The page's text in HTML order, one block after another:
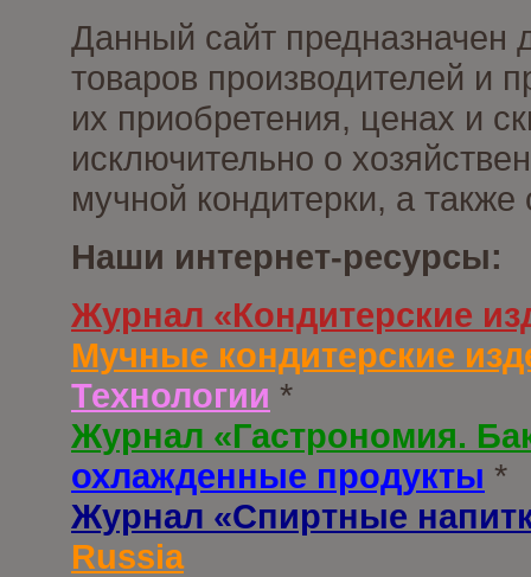
Данный сайт предназначен
товаров производителей и
их приобретения, ценах и
исключительно о
мучной кондитерки, а
Наши интернет-ресурсы:
Журнал «Кондитерские
Мучные кондитерские
Технологии *
Журнал «Гастрономия.
охлажденные продукты *
Журнал «Спиртные
Russia